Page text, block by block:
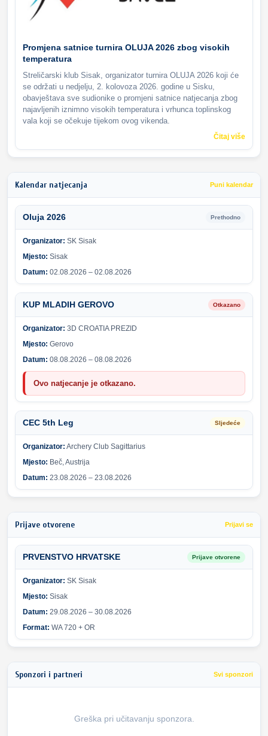
Promjena satnice turnira OLUJA 2026 zbog visokih
temperatura
Streličarski klub Sisak, organizator turnira OLUJA 2026 koji će
se održati u nedjelju, 2. kolovoza 2026. godine u Sisku,
obavještava sve sudionike o promjeni satnice natjecanja zbog
najavljenih iznimno visokih temperatura i vrhunca toplinskog
vala koji se očekuje tijekom ovog vikenda.
Čitaj više
Kalendar natjecanja Puni kalendar
Oluja 2026 Prethodno
Organizator: SK Sisak
Mjesto: Sisak
Datum: 02.08.2026 – 02.08.2026
KUP MLADIH GEROVO Otkazano
Organizator: 3D CROATIA PREZID
Mjesto: Gerovo
Datum: 08.08.2026 – 08.08.2026
Ovo natjecanje je otkazano.
CEC 5th Leg Sljedeće
Organizator: Archery Club Sagittarius
Mjesto: Beč, Austrija
Datum: 23.08.2026 – 23.08.2026
Prijave otvorene Prijavi se
PRVENSTVO HRVATSKE Prijave otvorene
Organizator: SK Sisak
Mjesto: Sisak
Datum: 29.08.2026 – 30.08.2026
Format: WA 720 + OR
Sponzori i partneri Svi sponzori
Greška pri učitavanju sponzora.